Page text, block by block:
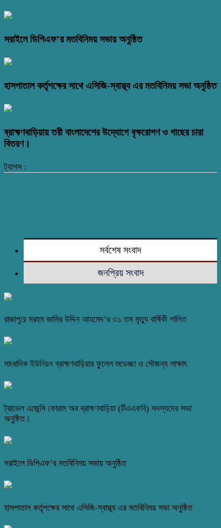
সরাইলে ডিপিএফ’র মতবিনিময় সভায় অনুষ্ঠিত
হাসপাতাল কর্তৃপক্ষের সাথে এসিজি-স্বাস্থ্য এর মতবিনিময় সভা অনুষ্ঠিত
ব্রাহ্মণবাড়িয়ায় তরী বাংলাদেশের উদ্যোগে বৃক্ষরোপণ ও গাছের চারা
বিতরণ।
ট্যাগস :
সর্বশেষ সংবাদ
জনপ্রিয় সংবাদ
রাজাপুরে মরহুম জামির উদ্দিন আহমেদ’র ৩১ তম মৃত্যু বার্ষিকী পালিত
সাংবাদিক ইউনিয়ন ব্রাহ্মণবাড়িয়ার ফুলেল শুভেচ্ছা ও সৌজন্য সাক্ষাৎ
ট্রাভেল এজেন্সি ফোরাম অব ব্রাহ্মণবাড়িয়া (টিএএফবি) সদস্যদের সভা
অনুষ্ঠিত।
সরাইলে ডিপিএফ’র মতবিনিময় সভায় অনুষ্ঠিত
হাসপাতাল কর্তৃপক্ষের সাথে এসিজি-স্বাস্থ্য এর মতবিনিময় সভা অনুষ্ঠিত